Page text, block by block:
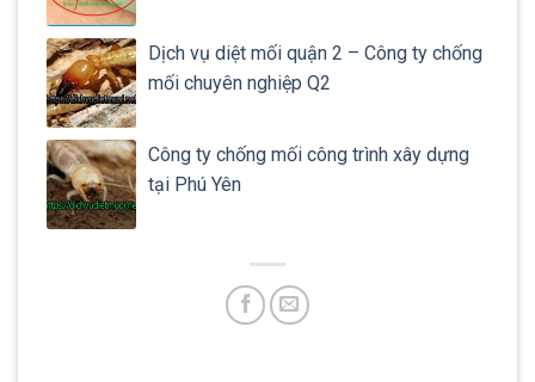
Dịch vụ diệt mối quận 2 – Công ty chống
mối chuyên nghiệp Q2
Công ty chống mối công trình xây dựng
tại Phú Yên